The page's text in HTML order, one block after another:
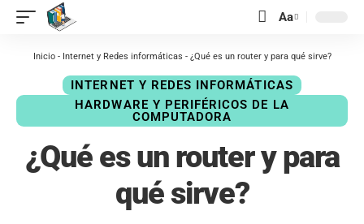
contenido Aa
Inicio- Internet y Redes informáticas - ¿Qué es un router y para qué sirve?
INTERNET Y REDES INFORMÁTICAS
HARDWARE Y PERIFÉRICOS DE LA
COMPUTADORA
¿Qué es un router y para
qué sirve?